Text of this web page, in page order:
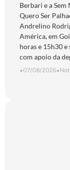
Berbari e a
Quero Ser
Andrelino
América, em
horas e 15h30
com apoio da
•07/08/2026•